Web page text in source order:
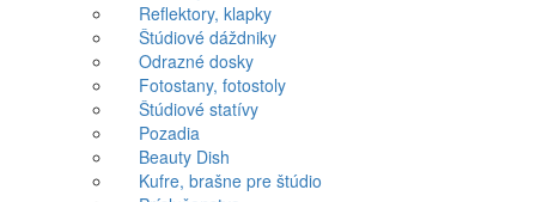
Reflektory, klapky
Štúdiové dáždniky
Odrazné dosky
Fotostany, fotostoly
Štúdiové statívy
Pozadia
Beauty Dish
Kufre, brašne pre štúdio